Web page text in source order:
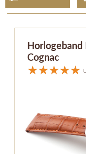
Cognac